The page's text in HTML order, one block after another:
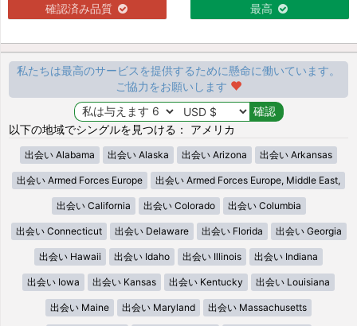
確認済み品質 最高
私たちは最高のサービスを提供するために懸命に働いています。
ご協力をお願いします
以下の地域でシングルを見つける： アメリカ
出会い Alabama 出会い Alaska 出会い Arizona 出会い Arkansas
出会い Armed Forces Europe 出会い Armed Forces Europe, Middle East,
出会い California 出会い Colorado 出会い Columbia
出会い Connecticut 出会い Delaware 出会い Florida 出会い Georgia
出会い Hawaii 出会い Idaho 出会い Illinois 出会い Indiana
出会い Iowa 出会い Kansas 出会い Kentucky 出会い Louisiana
出会い Maine 出会い Maryland 出会い Massachusetts